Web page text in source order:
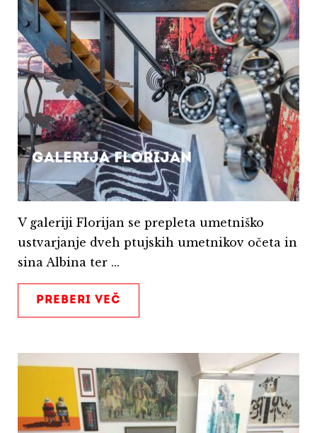
Galerija Florijan
V galeriji Florijan se prepleta umetniško
ustvarjanje dveh ptujskih umetnikov očeta in
sina Albina ter ...
PREBERI VEČ